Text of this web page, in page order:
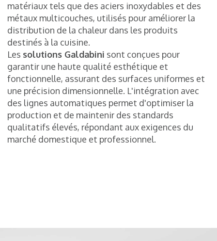
matériaux tels que des aciers inoxydables et des
métaux multicouches, utilisés pour améliorer la
distribution de la chaleur dans les produits
destinés à la cuisine.
Les solutions Galdabini sont conçues pour
garantir une haute qualité esthétique et
fonctionnelle, assurant des surfaces uniformes et
une précision dimensionnelle. L'intégration avec
des lignes automatiques permet d'optimiser la
production et de maintenir des standards
qualitatifs élevés, répondant aux exigences du
marché domestique et professionnel.